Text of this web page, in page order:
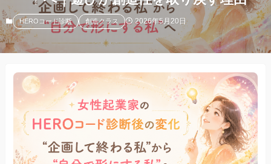
HEROコード診断 創造クラス 2026年5月20日